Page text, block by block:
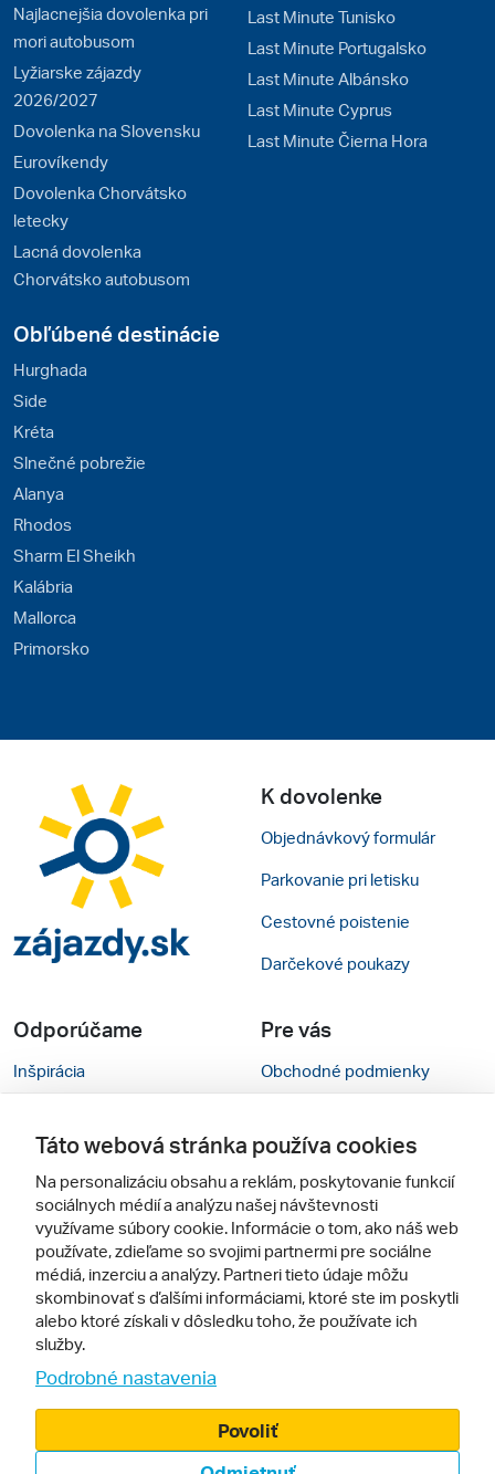
Najlacnejšia dovolenka pri
mori autobusom
Lyžiarske zájazdy
2026/2027
Dovolenka na Slovensku
Eurovíkendy
Dovolenka Chorvátsko
letecky
Lacná dovolenka
Chorvátsko autobusom
Last Minute Tunisko
Last Minute Portugalsko
Last Minute Albánsko
Last Minute Cyprus
Last Minute Čierna Hora
Obľúbené destinácie
Hurghada
Side
Kréta
Slnečné pobrežie
Alanya
Rhodos
Sharm El Sheikh
Kalábria
Mallorca
Primorsko
K dovolenke
Objednávkový formulár
Parkovanie pri letisku
Cestovné poistenie
Darčekové poukazy
Odporúčame
Inšpirácia
Cestovné kancelárie
Zájezdy.cz
Pre vás
Obchodné podmienky
Nastavenie cookies
Verzia webu pre PC
Sledujte nás
© 2005 - 2026, Zájazdy.sk,
Táto webová stránka používa cookies
Na personalizáciu obsahu a reklám, poskytovanie funkcií
sociálnych médií a analýzu našej návštevnosti
využívame súbory cookie. Informácie o tom, ako náš web
používate, zdieľame so svojimi partnermi pre sociálne
médiá, inzerciu a analýzy. Partneri tieto údaje môžu
skombinovať s ďalšími informáciami, ktoré ste im poskytli
alebo ktoré získali v dôsledku toho, že používate ich
služby.
Podrobné nastavenia
Povoliť